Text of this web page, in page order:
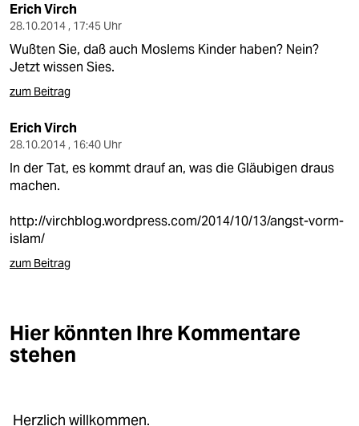
Erich Virch
28.10.2014 , 17:45 Uhr
Wußten Sie, daß auch Moslems Kinder haben? Nein?
Jetzt wissen Sies.
zum Beitrag
Erich Virch
28.10.2014 , 16:40 Uhr
In der Tat, es kommt drauf an, was die Gläubigen draus
machen.
http://virchblog.wordpress.com/2014/10/13/angst-vorm-
islam/
zum Beitrag
Hier könnten Ihre Kommentare
stehen
Herzlich willkommen.